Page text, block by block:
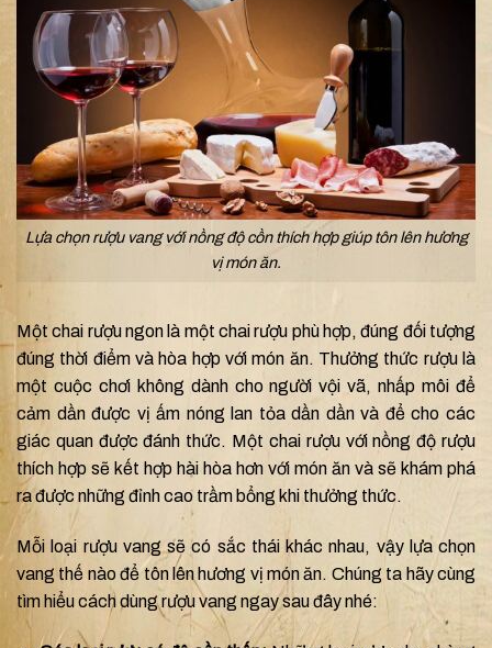
Lựa chọn rượu vang với nồng độ cồn thích hợp giúp tôn lên hương
vị món ăn.
Một chai rượu ngon là một chai rượu phù hợp, đúng đối tượng
đúng thời điểm và hòa hợp với món ăn. Thưởng thức rượu là
một cuộc chơi không dành cho người vội vã, nhấp môi để
cảm dần được vị ấm nóng lan tỏa dần dần và để cho các
giác quan được đánh thức. Một chai rượu với nồng độ rượu
thích hợp sẽ kết hợp hài hòa hơn với món ăn và sẽ khám phá
ra được những đỉnh cao trầm bổng khi thưởng thức.
Mỗi loại rượu vang sẽ có sắc thái khác nhau, vậy lựa chọn
vang thế nào để tôn lên hương vị món ăn. Chúng ta hãy cùng
tìm hiểu cách dùng rượu vang ngay sau đây nhé: